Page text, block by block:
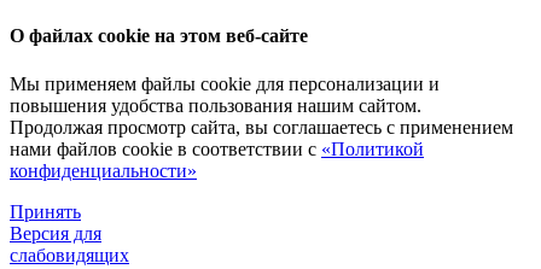
О файлах cookie на этом веб-сайте
Мы применяем файлы cookie для персонализации и
повышения удобства пользования нашим сайтом.
Продолжая просмотр сайта, вы соглашаетесь с применением
нами файлов cookie в соответствии с «Политикой
конфиденциальности»
Принять
Версия для
слабовидящих